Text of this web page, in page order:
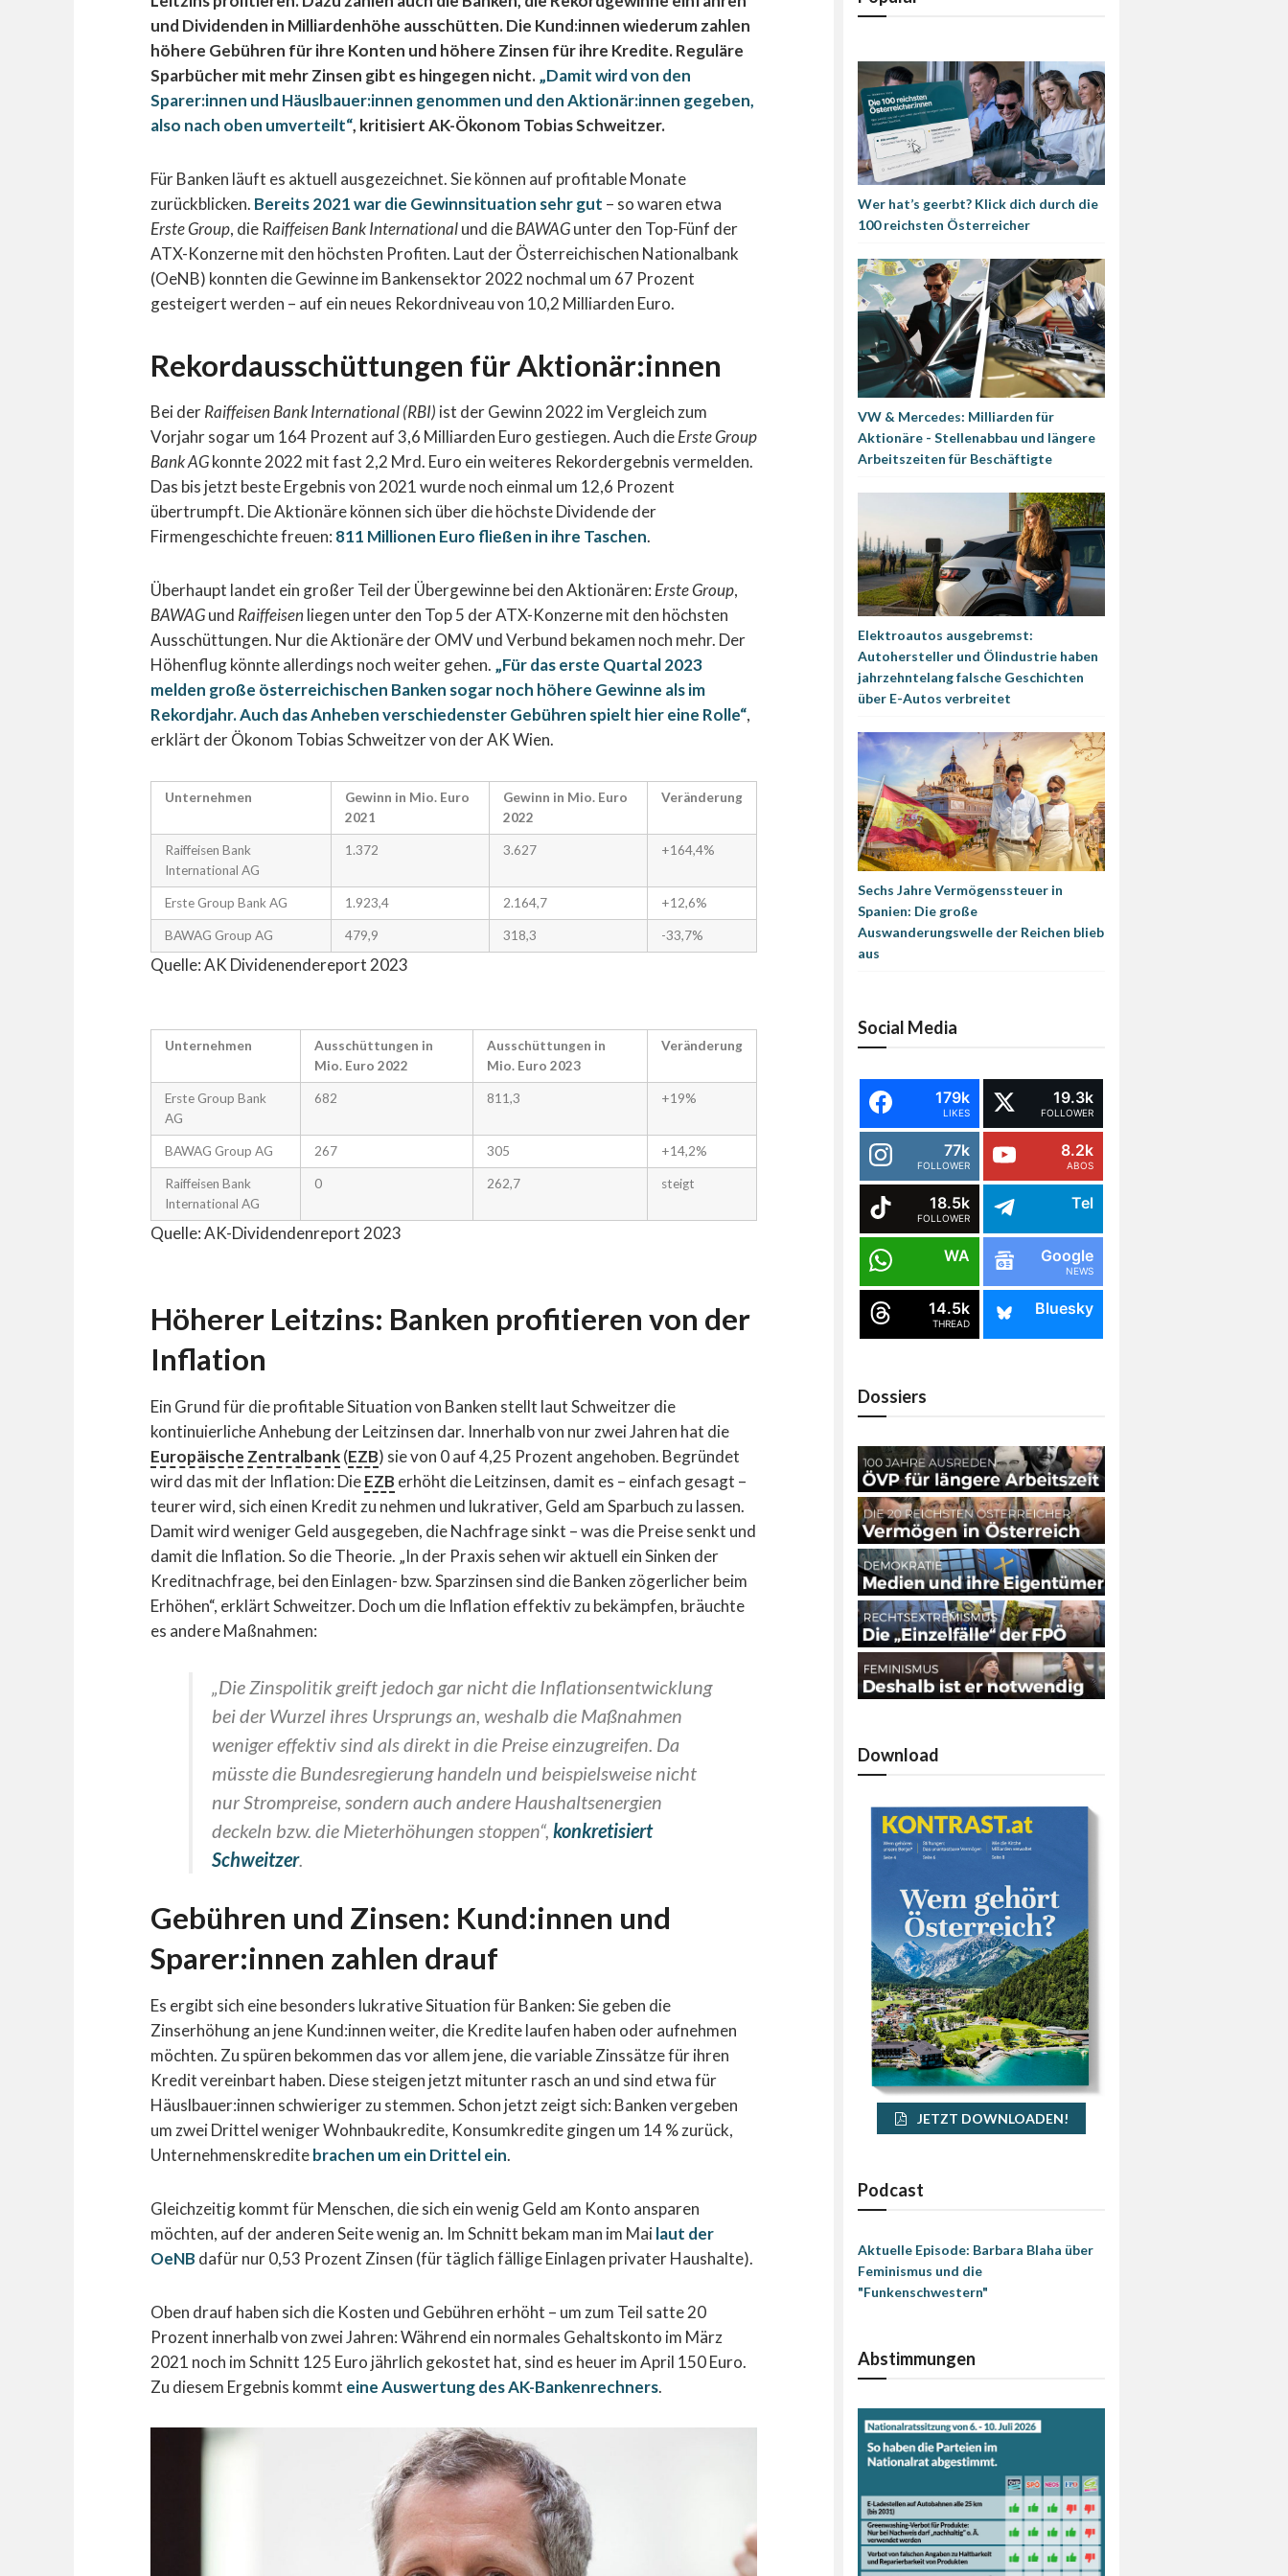
und Dividenden in Milliardenhöhe ausschütten. Die Kund:innen wiederum zahlen
höhere Gebühren für ihre Konten und höhere Zinsen für ihre Kredite. Reguläre
Sparbücher mit mehr Zinsen gibt es hingegen nicht.„Damit wird von den
Sparer:innen und Häuslbauer:innen genommen und den Aktionär:innen gegeben,
also nach oben umverteilt“, kritisiert AK-Ökonom Tobias Schweitzer.
Für Banken läuft es aktuell ausgezeichnet. Sie können auf profitable Monate
zurückblicken. Bereits 2021 war die Gewinnsituation sehr gut – so waren etwa
Erste Group, die Raiffeisen Bank Internationalund dieBAWAGunter den Top-Fünf der
ATX-Konzerne mit den höchsten Profiten. Laut der Österreichischen Nationalbank
(OeNB) konnten die Gewinne im Bankensektor 2022 nochmal um 67 Prozent
gesteigert werden – auf ein neues Rekordniveau von 10,2 Milliarden Euro.
Rekordausschüttungen für Aktionär:innen
Bei derRaiffeisen Bank International (RBI) ist der Gewinn 2022 im Vergleich zum
Vorjahr sogar um 164 Prozent auf 3,6 Milliarden Euro gestiegen. Auch dieErste Group
Bank AGkonnte 2022 mit fast 2,2 Mrd. Euro ein weiteres Rekordergebnis vermelden.
Das bis jetzt beste Ergebnis von 2021 wurde noch einmal um 12,6 Prozent
übertrumpft. Die Aktionäre können sich über die höchste Dividende der
Firmengeschichte freuen: 811 Millionen Euro fließen in ihre Taschen.
Überhaupt landet ein großer Teil der Übergewinne bei den Aktionären: Erste Group,
BAWAGund Raiffeisenliegen unter den Top 5 der ATX-Konzerne mit den höchsten
Ausschüttungen. Nur die Aktionäre der OMV und Verbund bekamen noch mehr. Der
Höhenflug könnte allerdings noch weiter gehen. „Für das erste Quartal 2023
melden große österreichischen Banken sogar noch höhere Gewinne als im
Rekordjahr. Auch das Anheben verschiedenster Gebühren spielt hier eine Rolle“,
erklärt der Ökonom Tobias Schweitzer von der AK Wien.
Unternehmen
Gewinn in Mio. Euro
2021
Gewinn in Mio. Euro
2022
Veränderung
Raiffeisen Bank
International AG
1.372 3.627 +164,4%
Erste Group Bank AG 1.923,4 2.164,7 +12,6%
BAWAG Group AG 479,9 318,3 -33,7%
Quelle: AK Dividenendereport 2023
Unternehmen
Ausschüttungen in
Mio. Euro 2022
Ausschüttungen in
Mio. Euro 2023
Veränderung
Erste Group Bank
AG
682 811,3 +19%
BAWAG Group AG 267 305 +14,2%
Raiffeisen Bank
International AG
0 262,7 steigt
Quelle: AK-Dividendenreport 2023
Höherer Leitzins: Banken profitieren von der
Inflation
Ein Grund für die profitable Situation von Banken stellt laut Schweitzer die
kontinuierliche Anhebung der Leitzinsen dar. Innerhalb von nur zwei Jahren hat die
Europäische Zentralbank(EZB) sie von 0 auf 4,25 Prozent angehoben. Begründet
wird das mit der Inflation: DieEZB erhöht die Leitzinsen, damit es – einfach gesagt –
teurer wird, sich einen Kredit zu nehmen und lukrativer, Geld am Sparbuch zu lassen.
Damit wird weniger Geld ausgegeben, die Nachfrage sinkt – was die Preise senkt und
damit die Inflation. So die Theorie. „In der Praxis sehen wir aktuell ein Sinken der
Kreditnachfrage, bei den Einlagen- bzw. Sparzinsen sind die Banken zögerlicher beim
Erhöhen“, erklärt Schweitzer. Doch um die Inflation effektiv zu bekämpfen, bräuchte
es andere Maßnahmen:
„Die Zinspolitik greift jedoch gar nicht die Inflationsentwicklung
bei der Wurzel ihres Ursprungs an, weshalb die Maßnahmen
weniger effektiv sind als direkt in die Preise einzugreifen. Da
müsste die Bundesregierung handeln und beispielsweise nicht
nur Strompreise, sondern auch andere Haushaltsenergien
deckeln bzw. die Mieterhöhungen stoppen“, konkretisiert
Schweitzer.
Gebühren und Zinsen: Kund:innen und
Sparer:innen zahlen drauf
Es ergibt sich eine besonders lukrative Situation für Banken: Sie geben die
Zinserhöhung an jene Kund:innen weiter, die Kredite laufen haben oder aufnehmen
möchten. Zu spüren bekommen das vor allem jene, die variable Zinssätze für ihren
Kredit vereinbart haben. Diese steigen jetzt mitunter rasch an und sind etwa für
Häuslbauer:innen schwieriger zu stemmen. Schon jetzt zeigt sich: Banken vergeben
um zwei Drittel weniger Wohnbaukredite, Konsumkredite gingen um 14 % zurück,
Unternehmenskreditebrachen um ein Drittel ein.
Gleichzeitig kommt für Menschen, die sich ein wenig Geld am Konto ansparen
möchten, auf der anderen Seite wenig an. Im Schnitt bekam man im Mailaut der
OeNB dafür nur 0,53 Prozent Zinsen (für täglich fällige Einlagen privater Haushalte).
Oben drauf haben sich die Kosten und Gebühren erhöht – um zum Teil satte 20
Prozent innerhalb von zwei Jahren: Während ein normales Gehaltskonto im März
2021 noch im Schnitt 125 Euro jährlich gekostet hat, sind es heuer im April 150 Euro.
Zu diesem Ergebnis kommt eine Auswertung des AK-Bankenrechners.
Wer hat’s geerbt? Klick dich durch die
100 reichsten Österreicher
VW & Mercedes: Milliarden für
Aktionäre - Stellenabbau und längere
Arbeitszeiten für Beschäftigte
Elektroautos ausgebremst:
Autohersteller und Ölindustrie haben
jahrzehntelang falsche Geschichten
über E-Autos verbreitet
Sechs Jahre Vermögenssteuer in
Spanien: Die große
Auswanderungswelle der Reichen blieb
aus
Social Media
179k
LIKES
19.3k
FOLLOWER
77k
FOLLOWER
8.2k
ABOS
18.5k
FOLLOWER
Tel
WA Google
NEWS
14.5k
THREAD
Bluesky
Dossiers
Download
JETZT DOWNLOADEN!
Podcast
Aktuelle Episode: Barbara Blaha über
Feminismus und die
"Funkenschwestern"
Abstimmungen